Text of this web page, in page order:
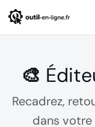
🎨
Recadrez,
dans votre